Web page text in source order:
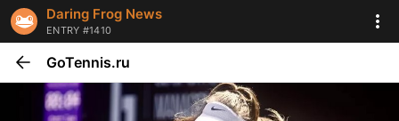
Daring Frog News
ENTRY #1410
GoTennis.ru